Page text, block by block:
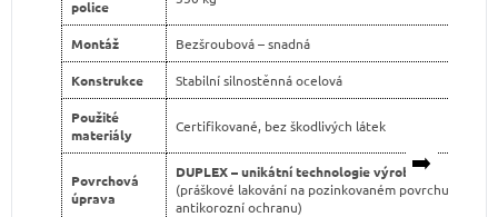
➡️
police
Montáž Bezšroubová – snadná
Konstrukce Stabilní silnostěnná ocelová
Použité
materiály
Certifikované, bez škodlivých látek
Povrchová
úprava
DUPLEX – unikátní technologie výroby
(práškové lakování na pozinkovaném povrchu pro
antikorozní ochranu)